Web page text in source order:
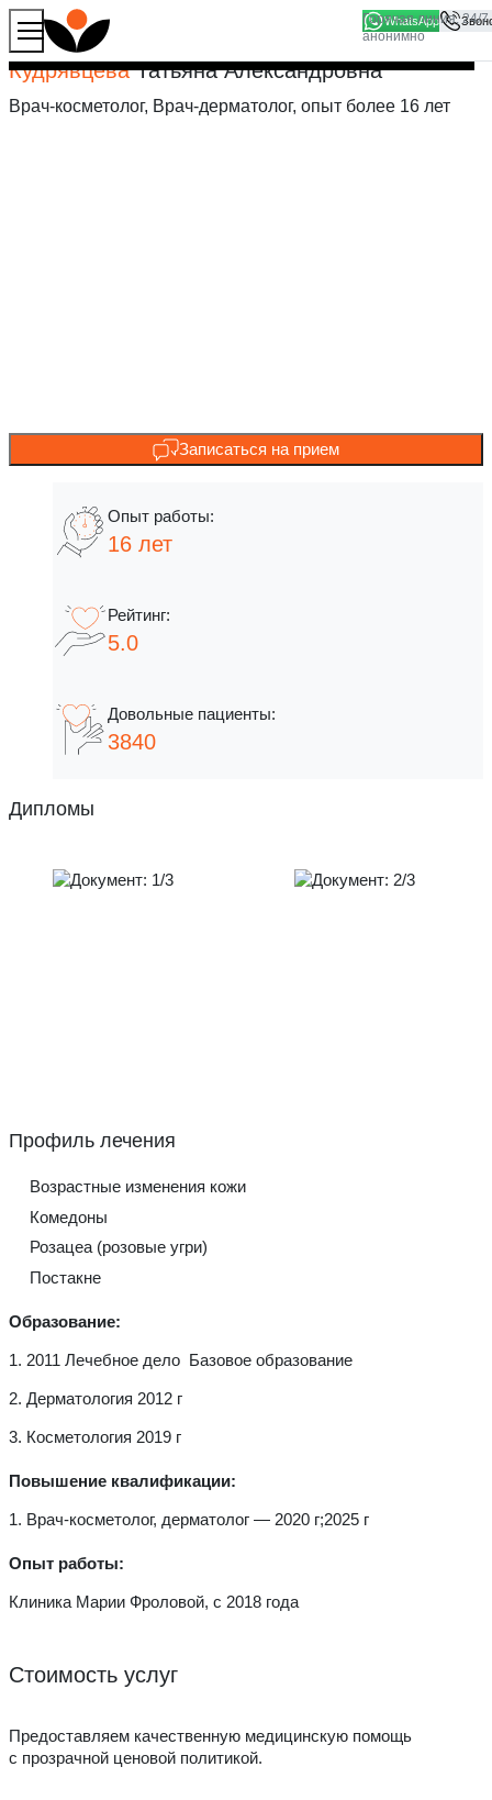
WhatsApp
КудрявцеваТатьяна Александровна
Врач-косметолог, Врач-дерматолог, опыт более 16 лет
Записаться на прием
16 лет
5.0
3840
Возрастные изменения кожи
Комедоны
Розацеа (розовые угри)
Постакне
Образование:
1. 2011 Лечебное дело Базовое образование
2. Дерматология 2012 г
3. Косметология 2019 г
Повышение квалификации:
1. Врач-косметолог, дерматолог — 2020 г;2025 г
Опыт работы:
Клиника Марии Фроловой, с 2018 года
Стоимость услуг
Предоставляем качественную медицинскую помощь
с прозрачной ценовой политикой.
Продолжая работу с сайтом, вы соглашаетесь на то, что
мы используем файлы
Хорошо